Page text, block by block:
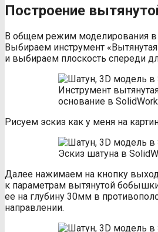
Построение
В общем режим моделирования в
Выбираем инструмент
и выбираем плоскость спереди
Инструмент
основание в
Рисуем эскиз как у меня на
Эскиз шатуна в
Далее нажимаем на кнопку
к параметрам вытянутой
ее на глубину 30мм в
направлении.